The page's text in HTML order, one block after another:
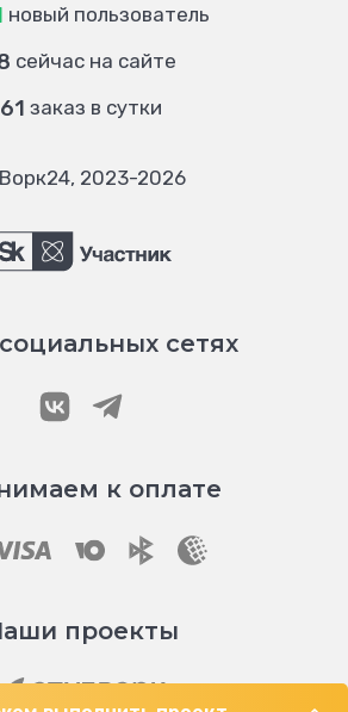
новый пользователь
сейчас на сайте
61 заказ в сутки
2023-2026
сетях
к оплате
проекты